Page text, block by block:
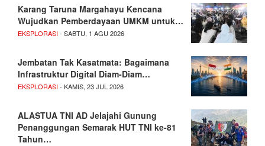
Karang Taruna Margahayu Kencana
Wujudkan Pemberdayaan UMKM untuk…
EKSPLORASI- SABTU, 1 AGU 2026
Jembatan Tak Kasatmata: Bagaimana
Infrastruktur Digital Diam-Diam…
EKSPLORASI- KAMIS, 23 JUL 2026
ALASTUA TNI AD Jelajahi Gunung
Penanggungan Semarak HUT TNI ke-81
Tahun…